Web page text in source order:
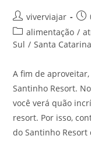
Autor
do
post:
viverviajar
Categoria
do
alimentação /
Sul / Santa Catarina
A fim de
Santinho Resort.
você verá quão
resort. Por isso,
do Santinho Resort